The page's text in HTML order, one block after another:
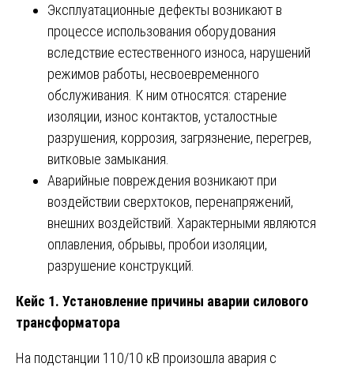
Эксплуатационные дефекты возникают в
процессе использования оборудования
вследствие естественного износа, нарушений
режимов работы, несвоевременного
обслуживания. К ним относятся: старение
изоляции, износ контактов, усталостные
разрушения, коррозия, загрязнение, перегрев,
витковые замыкания.
Аварийные повреждения возникают при
воздействии сверхтоков, перенапряжений,
внешних воздействий. Характерными являются
оплавления, обрывы, пробои изоляции,
разрушение конструкций.
Кейс 1. Установление причины аварии силового
трансформатора
На подстанции 110/10 кВ произошла авария с